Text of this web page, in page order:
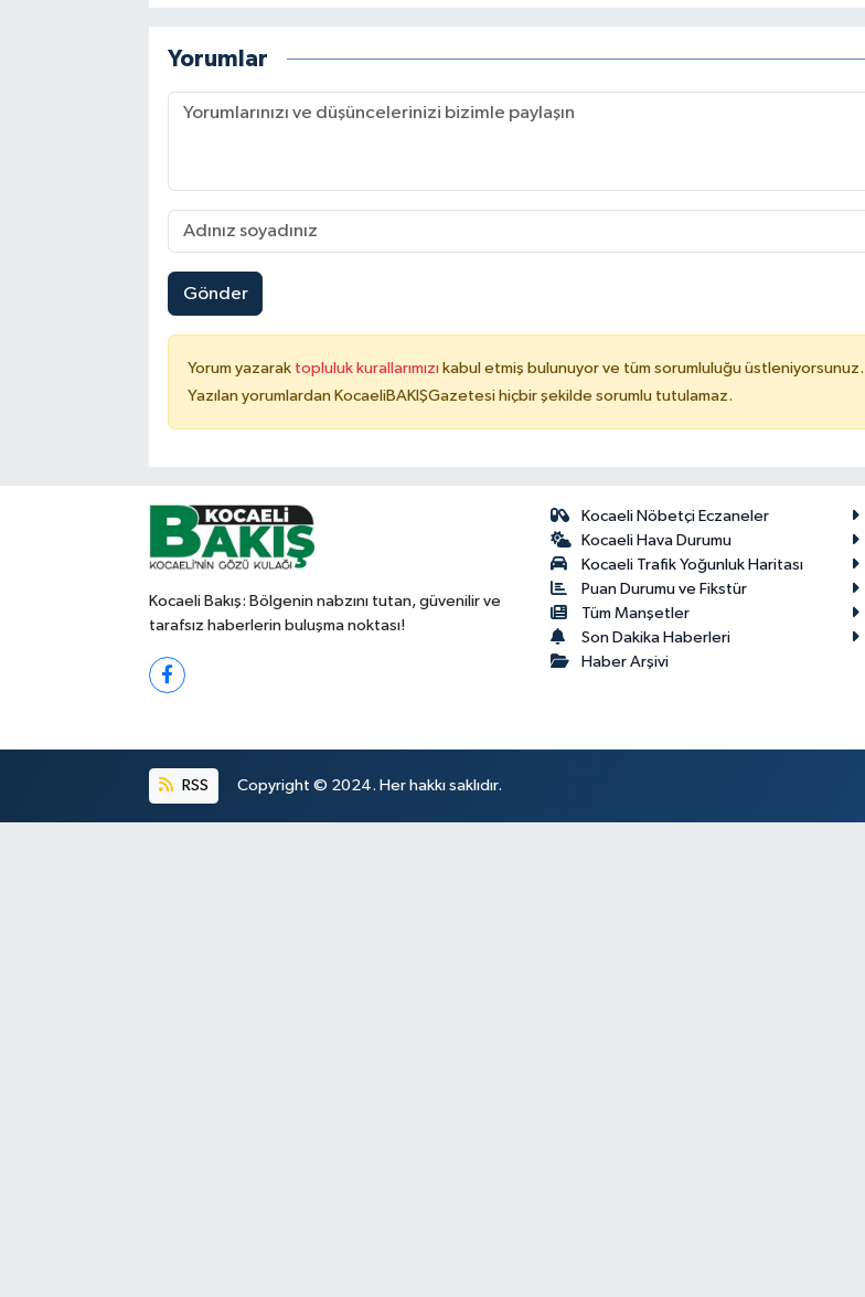
Yorumlar
Gönder
Yorum yazarak topluluk kurallarımızı kabul etmiş bulunuyor ve tüm sorumluluğu üstleniyorsunuz.
Yazılan yorumlardan KocaeliBAKIŞGazetesi hiçbir şekilde sorumlu tutulamaz.
Kocaeli Bakış: Bölgenin nabzını tutan, güvenilir ve
tarafsız haberlerin buluşma noktası!
Kocaeli Nöbetçi Eczaneler
Kocaeli Hava Durumu
Kocaeli Trafik Yoğunluk Haritası
Puan Durumu ve Fikstür
Tüm Manşetler
Son Dakika Haberleri
Haber Arşivi
RSS Copyright © 2024. Her hakkı saklıdır.